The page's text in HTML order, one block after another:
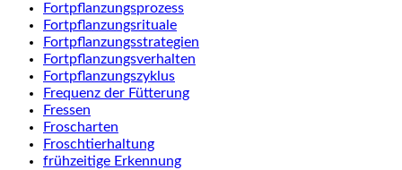
Fortpflanzungsprozess
Fortpflanzungsrituale
Fortpflanzungsstrategien
Fortpflanzungsverhalten
Fortpflanzungszyklus
Frequenz der Fütterung
Fressen
Froscharten
Froschtierhaltung
frühzeitige Erkennung